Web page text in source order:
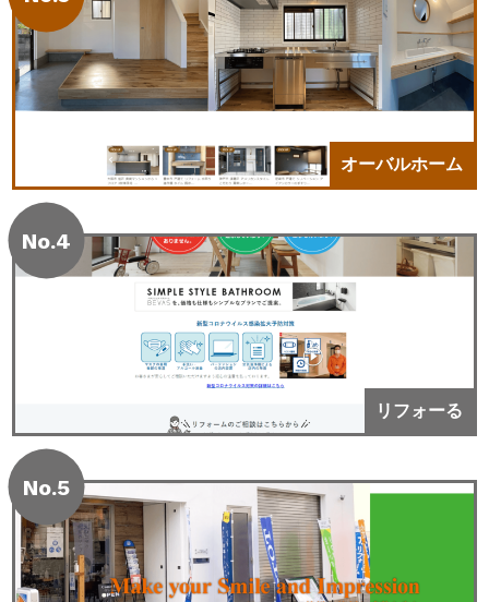
オーバルホーム
No.4
リフォーる
No.5